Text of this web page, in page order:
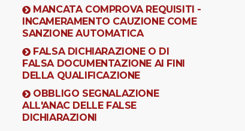
MANCATA COMPROVA REQUISITI -
INCAMERAMENTO CAUZIONE COME
SANZIONE AUTOMATICA
FALSA DICHIARAZIONE O DI
FALSA DOCUMENTAZIONE AI FINI
DELLA QUALIFICAZIONE
OBBLIGO SEGNALAZIONE
ALL'ANAC DELLE FALSE
DICHIARAZIONI